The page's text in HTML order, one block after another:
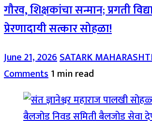
गौरव, शिक्षकांचा सन्मान; प्रगती
प्रेरणादायी सत्कार सोहळा!
June 21, 2026SATARK
Comments1 min read